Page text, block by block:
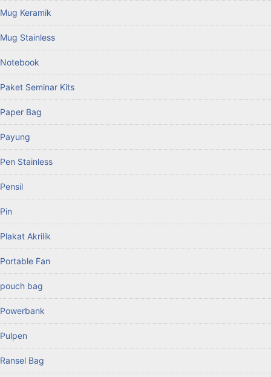
Mug Keramik
Mug Stainless
Notebook
Paket Seminar Kits
Paper Bag
Payung
Pen Stainless
Pensil
Pin
Plakat Akrilik
Portable Fan
pouch bag
Powerbank
Pulpen
Ransel Bag